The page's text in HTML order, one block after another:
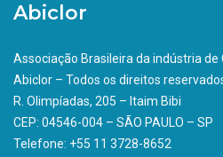
Abiclor
Associação Brasileira da indústria de
Abiclor – Todos os direitos
R. Olimpíadas, 205 – Itaim Bibi
CEP: 04546-004 – SÃO PAULO – SP
Telefone: +55 11 3728-8652